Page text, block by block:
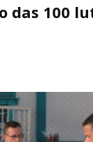
das 100